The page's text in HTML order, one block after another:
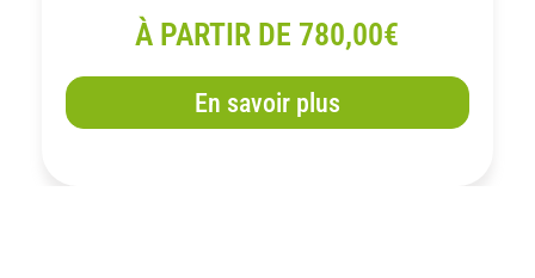
À PARTIR DE 780,00€
En savoir plus